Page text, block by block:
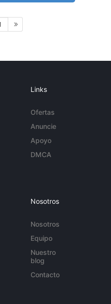
Links
Ofertas
Anuncie
Apoyo
DMCA
Nosotros
Nosotros
Equipo
Nuestro
blog
Contacto